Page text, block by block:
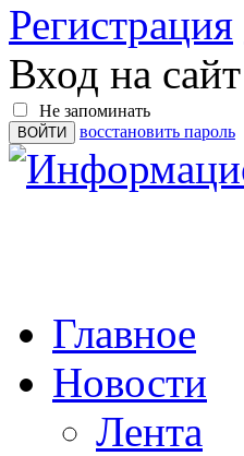
Регистрация
Вход на сайт
Не запоминать
восстановить пароль
Главное
Новости
Лента